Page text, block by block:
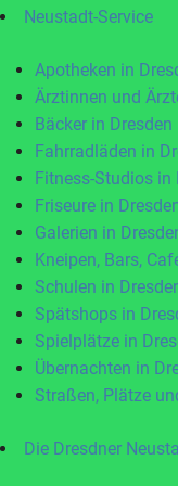
Neustadt-Service
Apotheken in
Ärztinnen und
Bäcker in
Fahrradläden in
Fitness-Studios in
Friseure in
Galerien in
Kneipen, Bars,
Schulen in
Spätshops in
Spielplätze in
Übernachten in
Straßen, Plätze
Die Dresdner